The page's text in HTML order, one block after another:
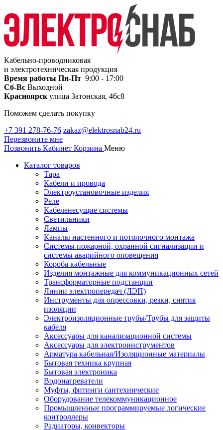
Кабельно-проводниковая
и электротехническая продукция
Время работы Пн-Пт 9:00 - 17:00
Сб-Вс Выходной
Красноярск улица Затонская, 46с8
Поможем сделать покупку
+7 391 278-76-76 zakaz@elektrosnab24.ru
Перезвоните мне
Позвонить Кабинет Корзина Меню
Каталог товаров
Тара
Кабели и провода
Электроустановочные изделия
Реле
Кабеленесущие системы
Светильники
Лампы
Каналы настенного и потолочного монтажа
Системы пожарной, охранной сигнализации и
системы аварийного оповещения
Короба кабельные
Изделия монтажные для коммуникационных сетей
Трансформаторные подстанции
Линии электропередач (ЛЭП)
Инструменты для опрессовки, резки, снятия
изоляции
Электроизоляционные трубы/Трубы для защиты
кабеля
Аксессуары для канализационной системы
Аксессуары для электроинструментов
Арматура кабельная/Изоляционные материалы
Бытовая техника крупная
Бытовая электроника
Водонагреватели
Муфты, фитинги сантехнические
Оборудование телекоммуникационное
Промышленные программируемые логические
контроллеры
Радиаторы, конвекторы